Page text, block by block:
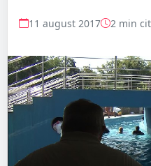
11 august 2017 2 min